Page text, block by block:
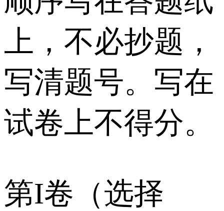
上，不必抄题，
写清题号。写在
试卷上不得分。
第I卷（选择